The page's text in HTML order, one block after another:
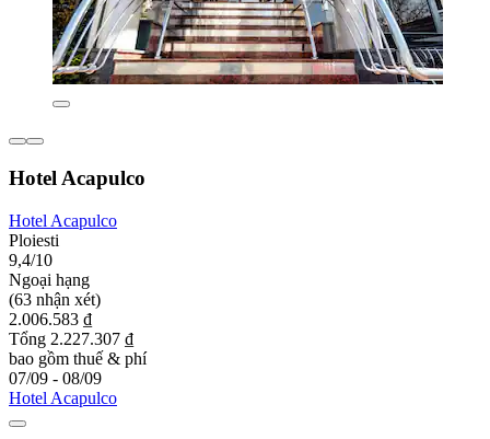
Hotel Acapulco
Hotel Acapulco
Ploiesti
9,4/10
Ngoại hạng
(63 nhận xét)
2.006.583 ₫
Tổng 2.227.307 ₫
bao gồm thuế & phí
07/09 - 08/09
Hotel Acapulco